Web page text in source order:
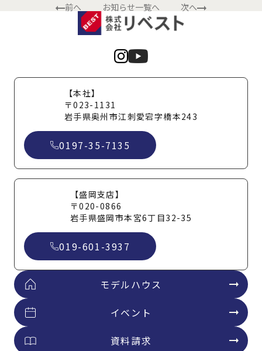
前へ お知らせ一覧へ 次へ
【本社】
〒023-1131
岩手県奥州市江刺愛宕字橋本243
0197-35-7135
【盛岡支店】
〒020-0866
岩手県盛岡市本宮6丁目32-35
019-601-3937
モデルハウス
イベント
資料請求